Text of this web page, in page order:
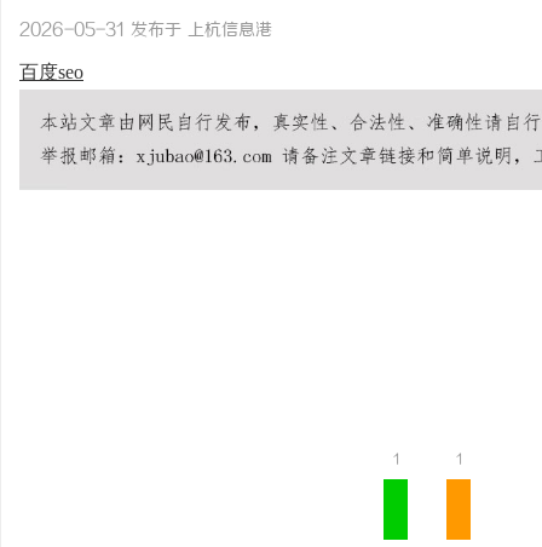
2026-05-31 发布于 上杭信息港
百度seo
1 1